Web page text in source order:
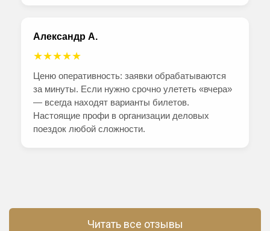
Александр А.
★★★★★
Ценю оперативность: заявки обрабатываются
за минуты. Если нужно срочно улететь «вчера»
— всегда находят варианты билетов.
Настоящие профи в организации деловых
поездок любой сложности.
Читать все отзывы